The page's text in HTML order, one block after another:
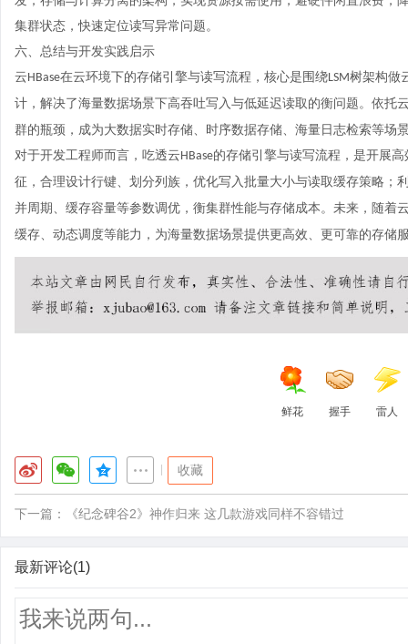
集群状态，快速定位读写异常问题。
六、总结与开发实践启示
云HBase在云环境下的存储引擎与读写流程，核心是围绕LSM树架构做
计，解决了海量数据场景下高吞吐写入与低延迟读取的衡问题。依托
群的瓶颈，成为大数据实时存储、时序数据存储、海量日志检索等场
对于开发工程师而言，吃透云HBase的存储引擎与读写流程，是开展
征，合理设计行键、划分列族，优化写入批量大小与读取缓存策略；
并周期、缓存容量等参数调优，衡集群性能与存储成本。未来，随着
缓存、动态调度等能力，为海量数据场景提供更高效、更可靠的存储
鲜花 握手 雷人
收藏
下一篇： 《纪念碑谷2》神作归来 这几款游戏同样不容错过
最新评论(1)